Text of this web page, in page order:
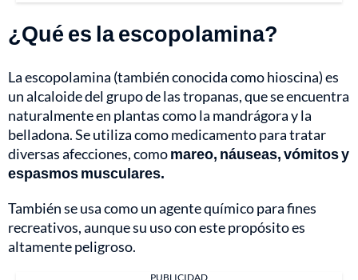
¿Qué es la escopolamina?
La escopolamina (también conocida como hioscina) es
un alcaloide del grupo de las tropanas, que se encuentra
naturalmente en plantas como la mandrágora y la
belladona. Se utiliza como medicamento para tratar
diversas afecciones, comomareo, náuseas, vómitos y
espasmos musculares.
También se usa como un agente químico para fines
recreativos, aunque su uso con este propósito es
altamente peligroso.
PUBLICIDAD